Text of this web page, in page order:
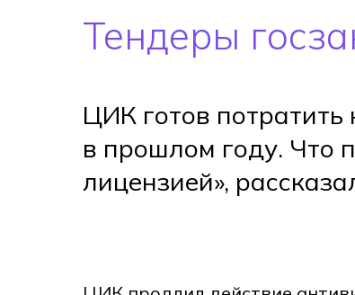
Тендеры
ЦИК готов
в прошлом году. Что
лицензией»,